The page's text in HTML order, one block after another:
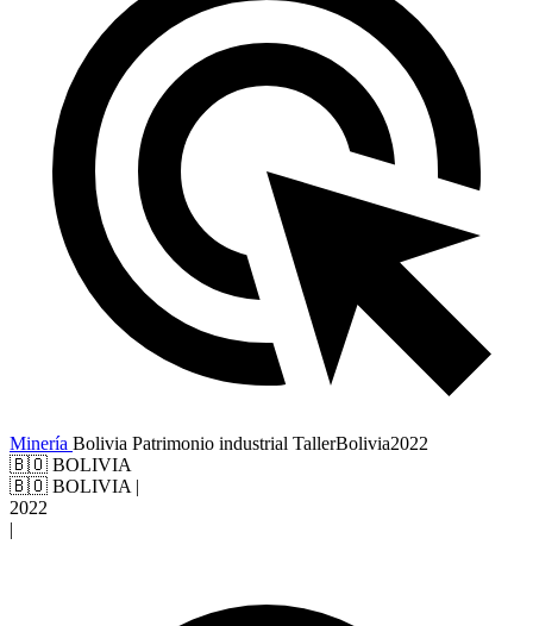
Minería Bolivia Patrimonio industrial TallerBolivia2022
🇧🇴 BOLIVIA
🇧🇴 BOLIVIA |
2022
|